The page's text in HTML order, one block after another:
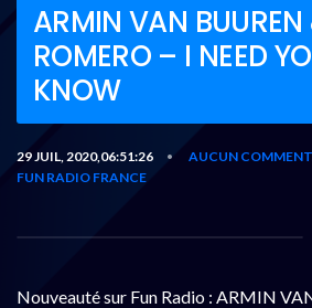
ARMIN VAN
ROMERO – I NEED
KNOW
29 JUIL, 2020,06:51:26 • AUCUN
FUN RADIO FRANCE
Nouveauté sur Fun Radio : ARMIN